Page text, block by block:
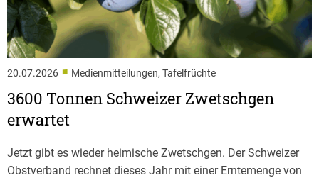
20.07.2026 ■ Medienmitteilungen, Tafelfrüchte
3600 Tonnen Schweizer Zwetschgen
erwartet
Jetzt gibt es wieder heimische Zwetschgen. Der Schweizer
Obstverband rechnet dieses Jahr mit einer Erntemenge von